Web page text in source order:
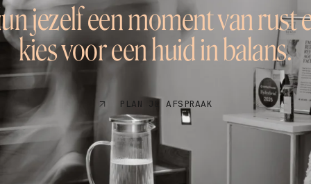
jezelf een moment van rust
kies voor een huid in balans.
PLAN JE AFSPRAAK